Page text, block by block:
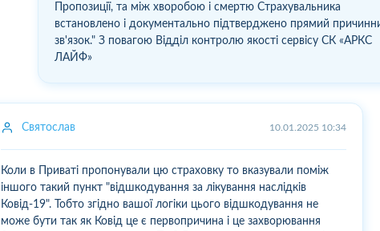
Пропозиції, та між хворобою і смертю Страхувальника
встановлено і документально підтверджено прямий
зв'язок." З повагою Відділ контролю якості сервісу СК «АРКС
ЛАЙФ»
Святослав 10.01.2025 10:34
Коли в Приваті пропонували цю страховку то вказували поміж
іншого такий пункт "відшкодування за лікування наслідків
Ковід-19". Тобто згідно вашої логіки цього відшкодування не
може бути так як Ковід це є первопричина і це захворювання